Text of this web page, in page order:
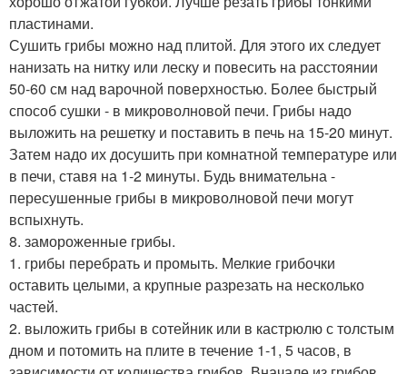
пластинами.
Сушить грибы можно над плитой. Для этого их следует
нанизать на нитку или леску и повесить на расстоянии
50-60 см над варочной поверхностью. Более быстрый
способ сушки - в микроволновой печи. Грибы надо
выложить на решетку и поставить в печь на 15-20 минут.
Затем надо их досушить при комнатной температуре или
в печи, ставя на 1-2 минуты. Будь внимательна -
пересушенные грибы в микроволновой печи могут
вспыхнуть.
8. замороженные грибы.
1. грибы перебрать и промыть. Мелкие грибочки
оставить целыми, а крупные разрезать на несколько
частей.
2. выложить грибы в сотейник или в кастрюлю с толстым
дном и потомить на плите в течение 1-1, 5 часов, в